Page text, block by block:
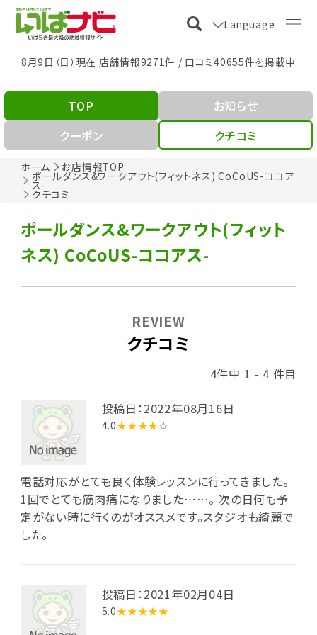
Language
8月9日（日）現在 店舗情報9271件 / 口コミ40655件を掲載中
ホーム お店情報TOP
ポールダンス&ワークアウト(フィットネス) CoCoUS-ココア
ス-
クチコミ
TOP
お知らせ
クーポン
クチコミ
ポールダンス&ワークアウト(フィット
ネス) CoCoUS-ココアス-
クチコミ
REVIEW
4件中 1 - 4 件目
投稿日：2022年08月16日
4.0★★★★☆
電話対応がとても良く体験レッスンに行ってきました。
1回でとても筋肉痛になりました……。 次の日何も予
定がない時に行くのがオススメです。スタジオも綺麗で
した。
投稿日：2021年02月04日
5.0★★★★★